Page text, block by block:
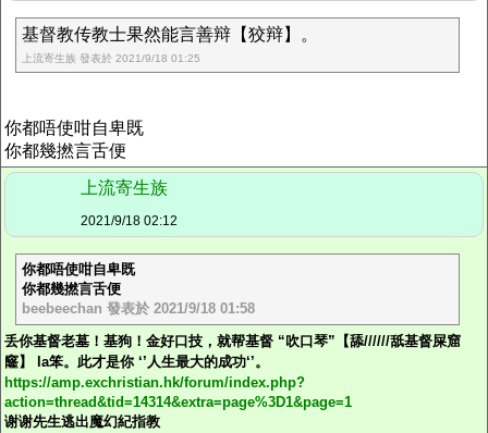
基督教传教士果然能言善辩【狡辩】。
上流寄生族 發表於 2021/9/18 01:25
你都唔使咁自卑既
你都幾撚言舌便
上流寄生族
2021/9/18 02:12
你都唔使咁自卑既
你都幾撚言舌便
beebeechan 發表於 2021/9/18 01:58
丢你基督老墓！基狗！金好口技，就帮基督 “吹口琴”【舔//////舐基督屎窟
窿】 la笨。此才是你 ‘’人生最大的成功‘’。
https://amp.exchristian.hk/forum/index.php?
action=thread&tid=14314&extra=page%3D1&page=1
谢谢先生逃出魔幻紀指教